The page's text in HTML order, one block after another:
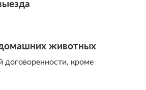
животных
договоренности, кроме